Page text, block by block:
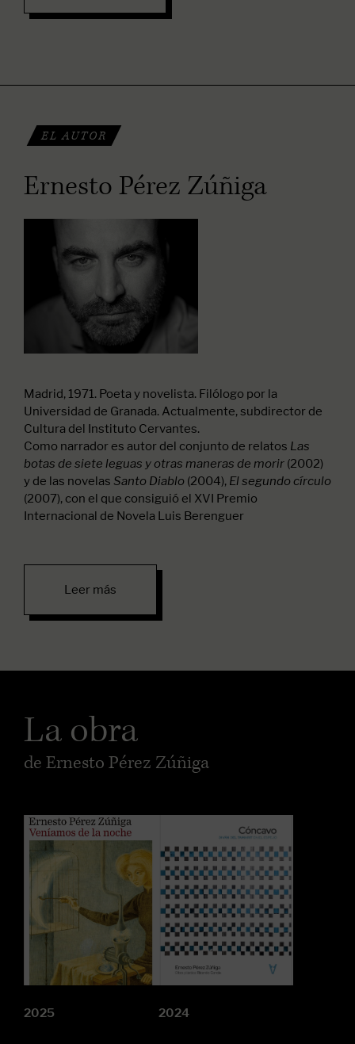
EL AUTOR
Ernesto Pérez Zúñiga
Madrid, 1971. Poeta y novelista. Filólogo por la
Universidad de Granada. Actualmente, subdirector de
Cultura del Instituto Cervantes.
Como narrador es autor del conjunto de relatos Las
botas de siete leguas y otras maneras de morir (2002)
y de las novelas Santo Diablo (2004), El segundo círculo
(2007), con el que consiguió el XVI Premio
Internacional de Novela Luis Berenguer
Leer más
La obra
de Ernesto Pérez Zúñiga
2025 2024